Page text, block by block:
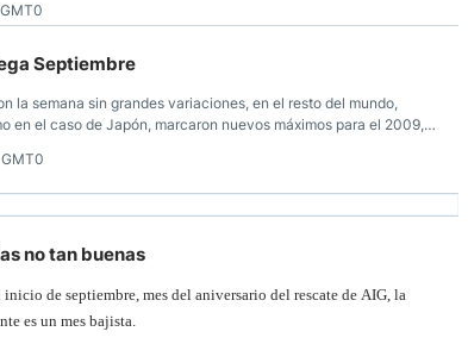
Septiembre
la semana sin grandes variaciones, en el resto del mundo,
en el caso de Japón, marcaron nuevos máximos para el 2009,
no tan buenas
de septiembre, mes del aniversario del rescate de AIG, la
es un mes bajista.